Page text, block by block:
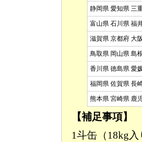
静岡県 愛知県 三
富山県 石川県 福
滋賀県 京都府 大
鳥取県 岡山県 島
香川県 徳島県 愛
福岡県 佐賀県 長
熊本県 宮崎県 鹿
【補足事項】
1斗缶（18kg